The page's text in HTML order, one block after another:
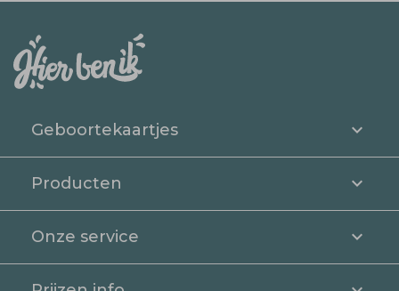
Geboortekaartjes
Producten
Onze service